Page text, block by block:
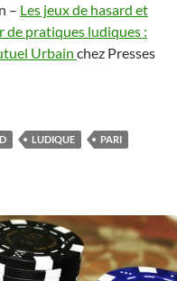
– Les jeux de hasard et
de pratiques ludiques :
Urbain chez Presses
LUDIQUE
PARI